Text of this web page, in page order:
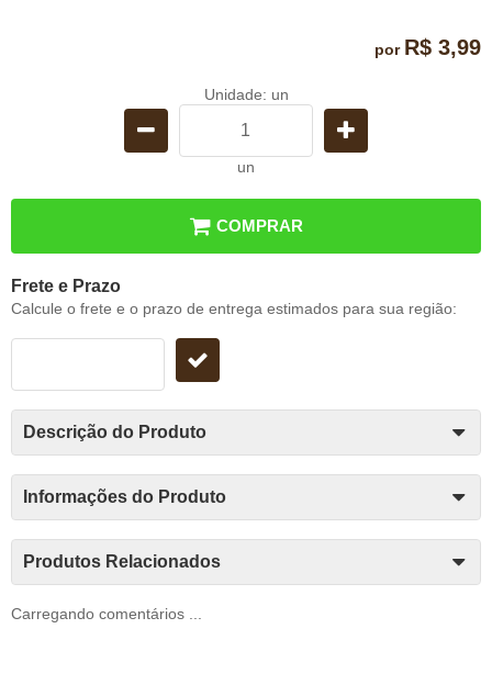
por R$ 3,99
Unidade: un
un
COMPRAR
Frete e Prazo
Calcule o frete e o prazo de entrega estimados para sua região:
Descrição do Produto
Informações do Produto
Produtos Relacionados
Carregando comentários ...